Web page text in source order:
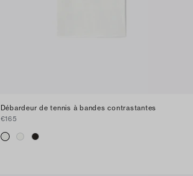
Débardeur de tennis à bandes contrastantes
€165